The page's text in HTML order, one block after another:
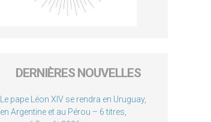
DERNIÈRES NOUVELLES
Le pape Léon XIV se rendra en Uruguay,
en Argentine et au Pérou – 6 titres,